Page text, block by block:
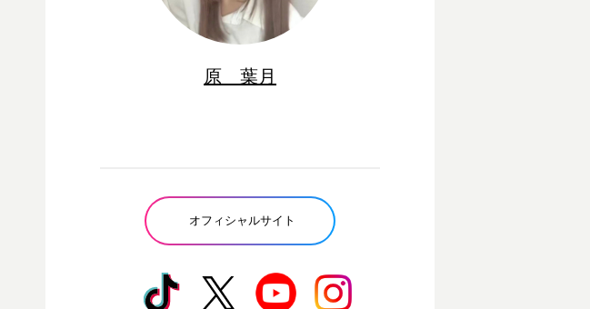
原 葉月
オフィシャルサイト